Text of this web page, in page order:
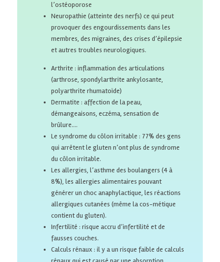
l’ostéoporose
Neuropathie (atteinte des nerfs) ce qui peut
provoquer des engourdissements dans les
membres, des migraines, des crises d’épilepsie
et autres troubles neurologiques.
Arthrite : inflammation des articulations
(arthrose, spondylarthrite ankylosante,
polyarthrite rhumatoïde)
Dermatite : affection de la peau,
démangeaisons, eczéma, sensation de
brûlure….
Le syndrome du côlon irritable : 77% des gens
qui arrêtent le gluten n’ont plus de syndrome
du côlon irritable.
Les allergies, l’asthme des boulangers (4 à
8%), les allergies alimentaires pouvant
générer un choc anaphylactique, les réactions
allergiques cutanées (même la cos-métique
contient du gluten).
Infertilité : risque accru d’infertilité et de
fausses couches.
Calculs rénaux : il y a un risque faible de calculs